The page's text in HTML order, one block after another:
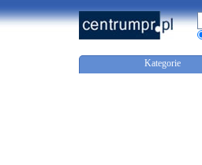
Kategorie